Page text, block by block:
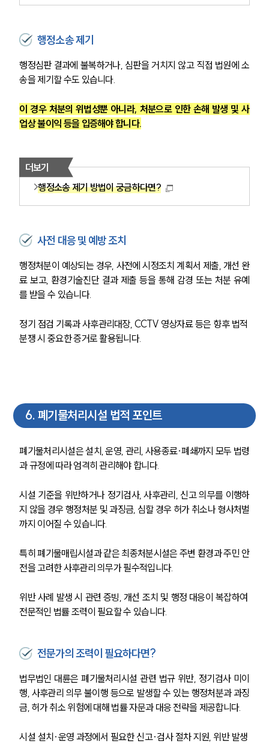
행정소송 제기
행정심판 결과에 불복하거나, 심판을 거치지 않고 직접 법원에 소
송을 제기할 수도 있습니다.
이 경우 처분의 위법성뿐 아니라, 처분으로 인한 손해 발생 및 사
업상 불이익 등을 입증해야 합니다.
더보기
행정소송 제기 방법이 궁금하다면?
사전 대응 및 예방 조치
행정처분이 예상되는 경우, 사전에 시정조치 계획서 제출, 개선 완
료 보고, 환경기술진단 결과 제출 등을 통해 감경 또는 처분 유예
를 받을 수 있습니다.
정기 점검 기록과 사후관리대장, CCTV 영상자료 등은 향후 법적
분쟁 시 중요한 증거로 활용됩니다.
6. 폐기물처리시설 법적 포인트
폐기물처리시설은 설치, 운영, 관리, 사용종료·폐쇄까지 모두 법령
과 규정에 따라 엄격히 관리해야 합니다.
시설 기준을 위반하거나 정기검사, 사후관리, 신고 의무를 이행하
지 않을 경우 행정처분 및 과징금, 심할 경우 허가 취소나 형사처벌
까지 이어질 수 있습니다.
특히 폐기물매립시설과 같은 최종처분시설은 주변 환경과 주민 안
전을 고려한 사후관리 의무가 필수적입니다.
위반 사례 발생 시 관련 증빙, 개선 조치 및 행정 대응이 복잡하여
전문적인 법률 조력이 필요할 수 있습니다.
전문가의 조력이 필요하다면?
법무법인 대륜은 폐기물처리시설 관련 법규 위반, 정기검사 미이
행, 사후관리 의무 불이행 등으로 발생할 수 있는 행정처분과 과징
금, 허가 취소 위험에 대해 법률 자문과 대응 전략을 제공합니다.
시설 설치·운영 과정에서 필요한 신고·검사 절차 지원, 위반 발생